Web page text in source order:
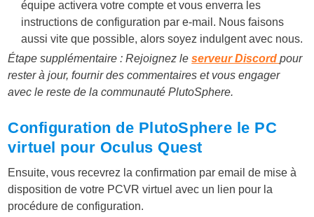
équipe activera votre compte et vous enverra les
instructions de configuration par e-mail. Nous faisons
aussi vite que possible, alors soyez indulgent avec nous.
Étape supplémentaire : Rejoignez leserveur Discord pour
rester à jour, fournir des commentaires et vous engager
avec le reste de la communauté PlutoSphere.
Configuration de PlutoSphere le PC
virtuel pour Oculus Quest
Ensuite, vous recevrez la confirmation par email de mise à
disposition de votre PCVR virtuel avec un lien pour la
procédure de configuration.